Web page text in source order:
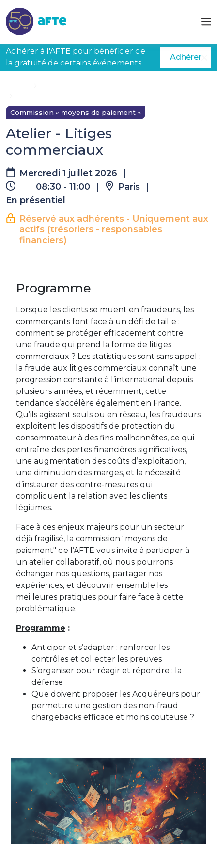
Adhérer à l'AFTE pour bénéficier de
la gratuité de certains événements
Adhérer
Commission « moyens de paiement »
Atelier - Litiges
commerciaux
Mercredi 1 juillet 2026
08:30 - 11:00
Paris
En présentiel
Réservé aux adhérents - Uniquement aux
actifs (trésoriers - responsables
financiers)
Programme
Lorsque les clients se muent en fraudeurs, les
commerçants font face à un défi de taille :
comment se protéger efficacement contre
une fraude qui prend la forme de litiges
commerciaux ? Les statistiques sont sans appel :
la fraude aux litiges commerciaux connaît une
progression constante à l’international depuis
plusieurs années, et récemment, cette
tendance s’accélère également en France.
Qu’ils agissent seuls ou en réseau, les fraudeurs
exploitent les dispositifs de protection du
consommateur à des fins malhonnêtes, ce qui
entraîne des pertes financières significatives,
une augmentation des coûts d’exploitation,
une diminution des marges, et la nécessité
d’instaurer des contre-mesures qui
compliquent la relation avec les clients
légitimes.
Face à ces enjeux majeurs pour un secteur
déjà fragilisé, la commission "moyens de
paiement" de l’AFTE vous invite à participer à
un atelier collaboratif, où nous pourrons
échanger nos questions, partager nos
expériences, et découvrir ensemble les
meilleures pratiques pour faire face à cette
problématique.
Programme :
Anticiper et s’adapter : renforcer les
contrôles et collecter les preuves
S’organiser pour réagir et répondre : la
défense
Que doivent proposer les Acquéreurs pour
permettre une gestion des non-fraud
chargebacks efficace et moins couteuse ?